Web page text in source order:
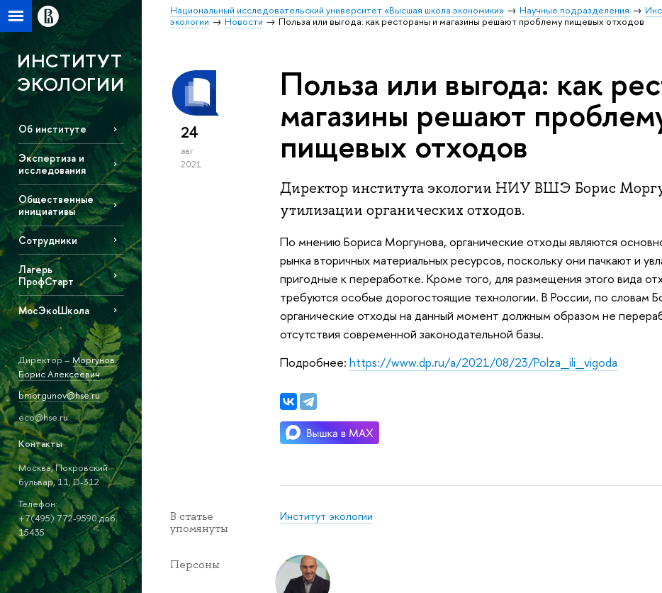
Национальный исследовательский университет «Высшая школа экономики» Научные подразделения
экологии
Новости Польза или выгода: как рестораны и магазины решают проблему пищевых отходов
ИНСТИТУТ
ЭКОЛОГИИ
Об институте
Экспертиза и
исследования
Общественные
инициативы
Сотрудники
Лагерь
ПрофСтарт
МосЭкоШкола
Директор – Моргунов
Борис Алексеевич
bmorgunov@hse.ru
eco@hse.ru
Контакты
Москва, Покровский
бульвар, 11, D-312
Телефон:
+7(495) 772-9590 доб.
15435
24
авг
2021
Польза или выгода: как
магазины решают
пищевых отходов
Директор института экологии НИУ ВШЭ Борис
утилизации органических отходов.
По мнению Бориса Моргунова, органические отходы являются
рынка вторичных материальных ресурсов, поскольку они пачкают и
пригодные к переработке. Кроме того, для размещения этого вида
требуются особые дорогостоящие технологии. В России, по словам
органические отходы на данный момент должным образом не
отсутствия современной законодательной базы.
Подробнее:https://www.dp.ru/a/2021/08/23/Polza_ili_vigoda
В статье
упомянуты
Институт экологии
Персоны